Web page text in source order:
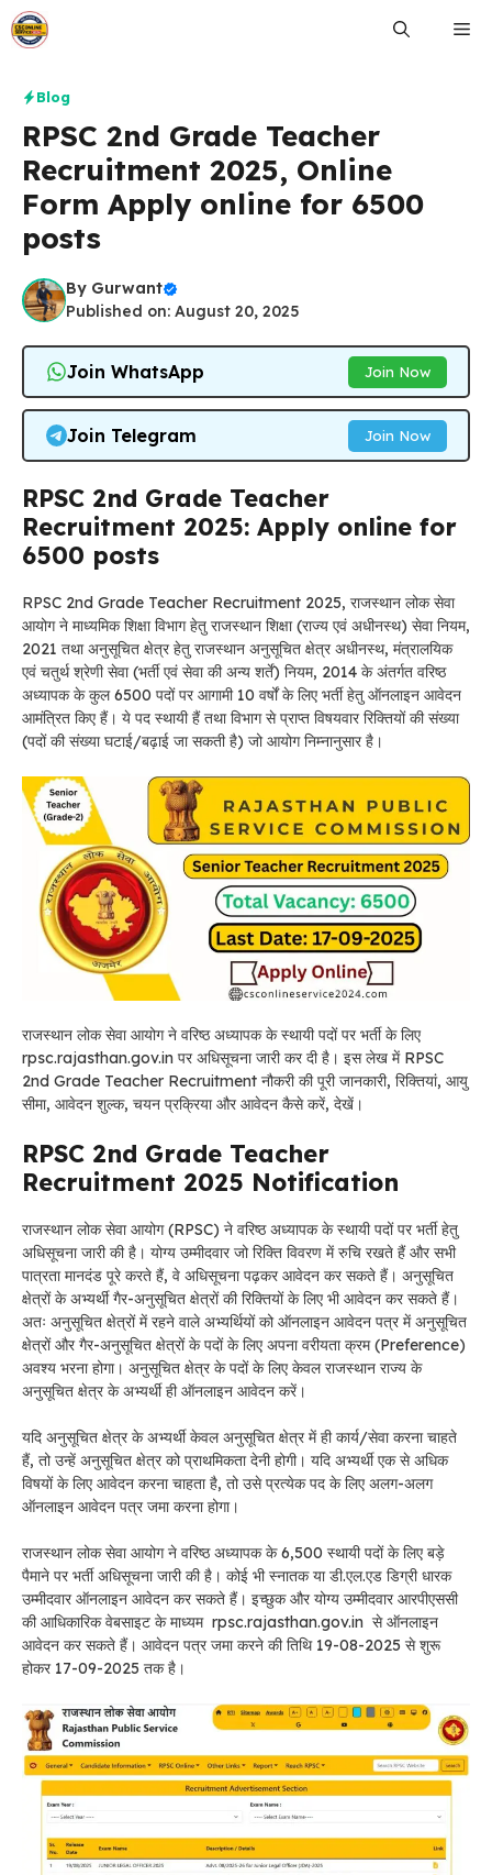
Skip
to
Blog
RPSC 2nd Grade Teacher
Recruitment 2025, Online
Form Apply online for 6500
posts
By Gurwant
Published on: August 20, 2025
Join WhatsApp Join Now
Join Telegram Join Now
RPSC 2nd Grade Teacher
Recruitment 2025: Apply online for
6500 posts
RPSC 2nd Grade Teacher Recruitment 2025, राजस्थान लोक सेवा
आयोग ने माध्यमिक शिक्षा विभाग हेतु राजस्थान शिक्षा (राज्य एवं अधीनस्थ) सेवा नियम,
2021 तथा अनुसूचित क्षेत्र हेतु राजस्थान अनुसूचित क्षेत्र अधीनस्थ, मंत्रालयिक
एवं चतुर्थ श्रेणी सेवा (भर्ती एवं सेवा की अन्य शर्तें) नियम, 2014 के अंतर्गत वरिष्ठ
अध्यापक के कुल 6500 पदों पर आगामी 10 वर्षों के लिए भर्ती हेतु ऑनलाइन आवेदन
आमंत्रित किए हैं। ये पद स्थायी हैं तथा विभाग से प्राप्त विषयवार रिक्तियों की संख्या
(पदों की संख्या घटाई/बढ़ाई जा सकती है) जो आयोग निम्नानुसार है।
राजस्थान लोक सेवा आयोग ने वरिष्ठ अध्यापक के स्थायी पदों पर भर्ती के लिए
rpsc.rajasthan.gov.in पर अधिसूचना जारी कर दी है। इस लेख में RPSC
2nd Grade Teacher Recruitment नौकरी की पूरी जानकारी, रिक्तियां, आयु
सीमा, आवेदन शुल्क, चयन प्रक्रिया और आवेदन कैसे करें, देखें।
RPSC 2nd Grade Teacher
Recruitment 2025 Notification
राजस्थान लोक सेवा आयोग (RPSC) ने वरिष्ठ अध्यापक के स्थायी पदों पर भर्ती हेतु
अधिसूचना जारी की है। योग्य उम्मीदवार जो रिक्ति विवरण में रुचि रखते हैं और सभी
पात्रता मानदंड पूरे करते हैं, वे अधिसूचना पढ़कर आवेदन कर सकते हैं। अनुसूचित
क्षेत्रों के अभ्यर्थी गैर-अनुसूचित क्षेत्रों की रिक्तियों के लिए भी आवेदन कर सकते हैं।
अतः अनुसूचित क्षेत्रों में रहने वाले अभ्यर्थियों को ऑनलाइन आवेदन पत्र में अनुसूचित
क्षेत्रों और गैर-अनुसूचित क्षेत्रों के पदों के लिए अपना वरीयता क्रम (Preference)
अवश्य भरना होगा। अनुसूचित क्षेत्र के पदों के लिए केवल राजस्थान राज्य के
अनुसूचित क्षेत्र के अभ्यर्थी ही ऑनलाइन आवेदन करें।
यदि अनुसूचित क्षेत्र के अभ्यर्थी केवल अनुसूचित क्षेत्र में ही कार्य/सेवा करना चाहते
हैं, तो उन्हें अनुसूचित क्षेत्र को प्राथमिकता देनी होगी। यदि अभ्यर्थी एक से अधिक
विषयों के लिए आवेदन करना चाहता है, तो उसे प्रत्येक पद के लिए अलग-अलग
ऑनलाइन आवेदन पत्र जमा करना होगा।
राजस्थान लोक सेवा आयोग ने वरिष्ठ अध्यापक के 6,500 स्थायी पदों के लिए बड़े
पैमाने पर भर्ती अधिसूचना जारी की है। कोई भी स्नातक या डी.एल.एड डिग्री धारक
उम्मीदवार ऑनलाइन आवेदन कर सकते हैं। इच्छुक और योग्य उम्मीदवार आरपीएससी
की आधिकारिक वेबसाइट के माध्यम rpsc.rajasthan.gov.in से ऑनलाइन
आवेदन कर सकते हैं। आवेदन पत्र जमा करने की तिथि 19-08-2025 से शुरू
होकर 17-09-2025 तक है।